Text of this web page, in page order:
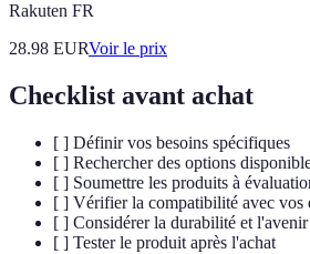
Rakuten FR
28.98 EURVoir le prix
Checklist avant achat
[ ] Définir vos besoins spécifiques
[ ] Rechercher des options
[ ] Soumettre les produits à
[ ] Vérifier la compatibilité avec vos
[ ] Considérer la durabilité et
[ ] Tester le produit après l'achat